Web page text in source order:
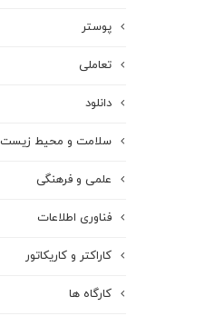
پوستر
تعاملی
دانلود
سلامت و محیط زیست
علمی و فرهنگی
فناوری اطلاعات
کاراکتر و کاریکاتور
کارگاه ها